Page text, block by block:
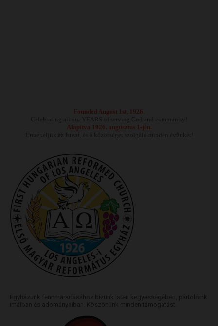
Founded August 1st, 1926.
Alapítva 1926. augusztus 1-jén.